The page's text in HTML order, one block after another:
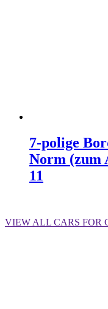
7-polige
Norm (zum
11
VIEW ALL CARS FOR